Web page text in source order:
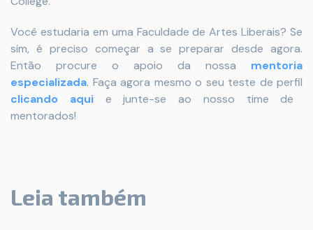
Você estudaria em uma Faculdade de Artes Liberais? Se
sim, é preciso começar a se preparar desde agora.
Então procure o apoio da nossa mentoria
especializada. Faça agora mesmo o seu teste de perfil
clicando aqui
e junte-se ao nosso time de
mentorados!
Leia também